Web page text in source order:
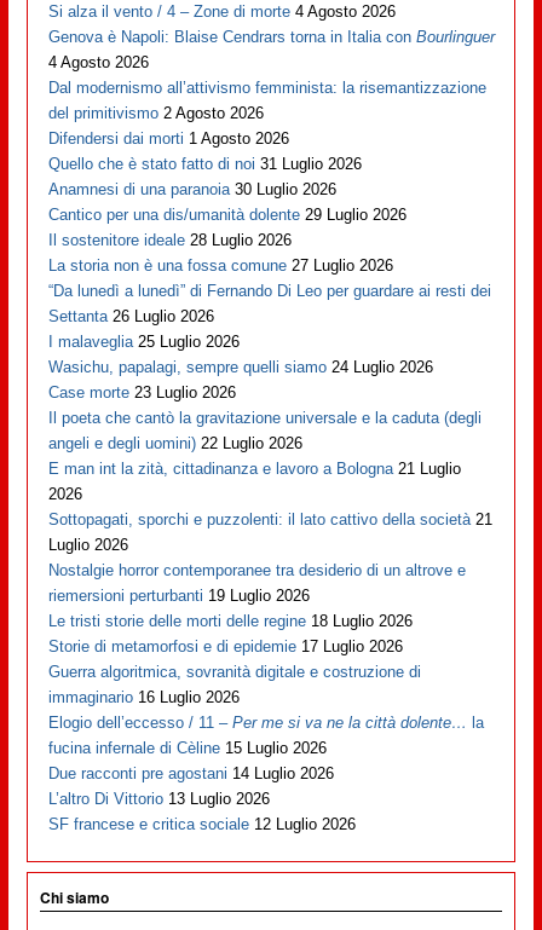
Si alza il vento / 4 – Zone di morte 4 Agosto 2026
Genova è Napoli: Blaise Cendrars torna in Italia conBourlinguer
4 Agosto 2026
Dal modernismo all’attivismo femminista: la risemantizzazione
del primitivismo 2 Agosto 2026
Difendersi dai morti 1 Agosto 2026
Quello che è stato fatto di noi 31 Luglio 2026
Anamnesi di una paranoia 30 Luglio 2026
Cantico per una dis/umanità dolente 29 Luglio 2026
Il sostenitore ideale 28 Luglio 2026
La storia non è una fossa comune 27 Luglio 2026
“Da lunedì a lunedì” di Fernando Di Leo per guardare ai resti dei
Settanta 26 Luglio 2026
I malaveglia 25 Luglio 2026
Wasichu, papalagi, sempre quelli siamo 24 Luglio 2026
Case morte 23 Luglio 2026
Il poeta che cantò la gravitazione universale e la caduta (degli
angeli e degli uomini) 22 Luglio 2026
E man int la zità, cittadinanza e lavoro a Bologna 21 Luglio
2026
Sottopagati, sporchi e puzzolenti: il lato cattivo della società 21
Luglio 2026
Nostalgie horror contemporanee tra desiderio di un altrove e
riemersioni perturbanti 19 Luglio 2026
Le tristi storie delle morti delle regine 18 Luglio 2026
Storie di metamorfosi e di epidemie 17 Luglio 2026
Guerra algoritmica, sovranità digitale e costruzione di
immaginario 16 Luglio 2026
Elogio dell’eccesso / 11 –Per me si va ne la città dolente… la
fucina infernale di Cèline 15 Luglio 2026
Due racconti pre agostani 14 Luglio 2026
L’altro Di Vittorio 13 Luglio 2026
SF francese e critica sociale 12 Luglio 2026
Chi siamo